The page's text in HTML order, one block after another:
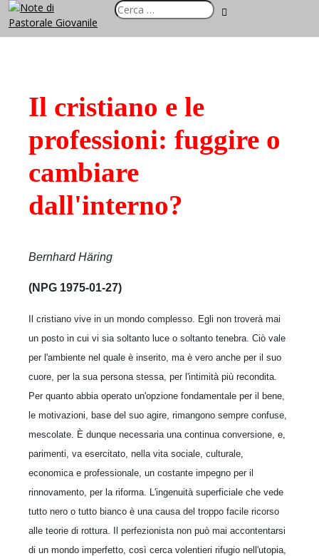
Il cristiano e le
professioni: fuggire o
cambiare
dall'interno?
Bernhard Häring
(NPG 1975-01-27)
Il cristiano vive in un mondo complesso. Egli non troverà mai
un posto in cui vi sia soltanto luce o soltanto tenebra. Ciò vale
per l'ambiente nel quale è inserito, ma è vero anche per il suo
cuore, per la sua persona stessa, per l'intimità più recondita.
Per quanto abbia operato un'opzione fondamentale per il bene,
le motivazioni, base del suo agire, rimangono sempre confuse,
mescolate. È dunque necessaria una continua conversione, e,
parimenti, va esercitato, nella vita sociale, culturale,
economica e professionale, un costante impegno per il
rinnovamento, per la riforma. L'ingenuità superficiale che vede
tutto nero o tutto bianco è una causa del troppo facile ricorso
alle teorie di rottura. Il perfezionista non può mai accontentarsi
di un mondo imperfetto, così cerca volentieri rifugio nell'utopia,